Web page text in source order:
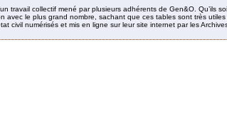
travail collectif mené par plusieurs adhérents de Gen&O. Qu’ils
avec le plus grand nombre, sachant que ces tables sont très
civil numérisés et mis en ligne sur leur site internet par les